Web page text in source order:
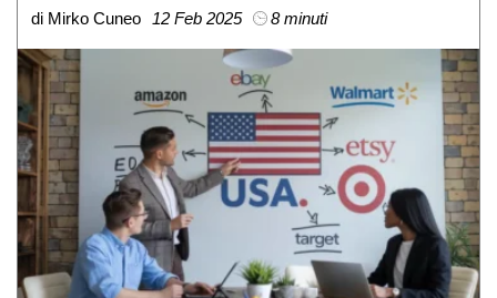
di Mirko Cuneo 12 Feb 2025 8 minuti